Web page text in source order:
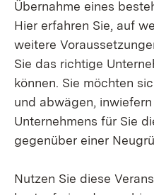
Übernahme eines
Hier erfahren Sie, auf
weitere
Sie das richtige
können. Sie möchten
und abwägen,
Unternehmens für Sie
gegenüber einer
Nutzen Sie diese